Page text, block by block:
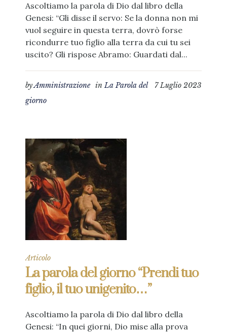
Ascoltiamo la parola di Dio dal libro della
Genesi: “Gli disse il servo: Se la donna non mi
vuol seguire in questa terra, dovrò forse
ricondurre tuo figlio alla terra da cui tu sei
uscito? Gli rispose Abramo: Guardati dal...
7 Luglio 2023
byAmministrazione inLa Parola del
giorno
Articolo
La parola del giorno “Prendi tuo
figlio, il tuo unigenito…”
Ascoltiamo la parola di Dio dal libro della
Genesi: “In quei giorni, Dio mise alla prova